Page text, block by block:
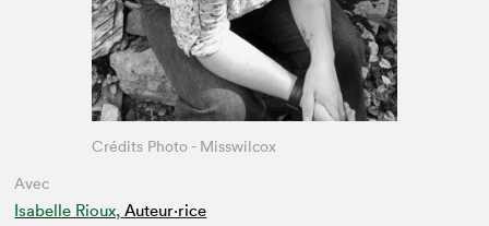
Avec
Isabelle Rioux, Auteur·rice
Crédits Photo - Misswilcox